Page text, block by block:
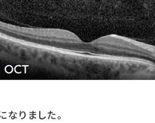
りました。